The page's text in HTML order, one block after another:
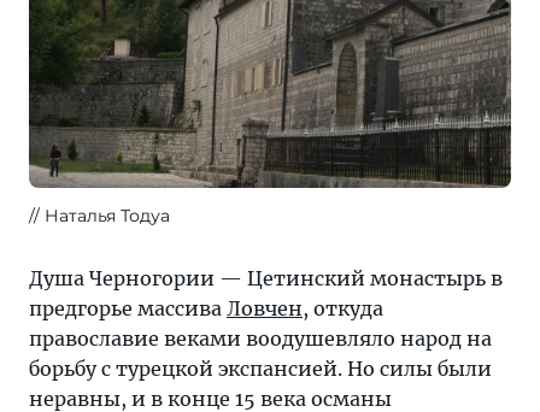
Наталья Тодуа
Душа Черногории — Цетинский монастырь в
предгорье массива Ловчен, откуда
православие веками воодушевляло народ на
борьбу с турецкой экспансией. Но силы были
неравны, и в конце 15 века османы